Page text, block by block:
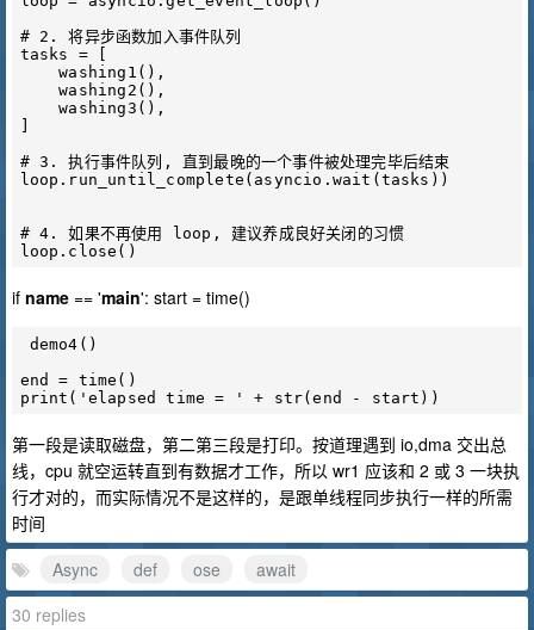
# 2. 将异步函数加入事件队列
tasks = [
    washing1(),
    washing2(),
    washing3(),
]
# 3. 执行事件队列, 直到最晚的一个事件被处理完毕后结束
loop.run_until_complete(asyncio.wait(tasks))
# 4. 如果不再使用 loop, 建议养成良好关闭的习惯
if name == 'main': start = time()
end = time()
第一段是读取磁盘，第二第三段是打印。按道理遇到 io,dma 交出总
线，cpu 就空运转直到有数据才工作，所以 wr1 应该和 2 或 3 一块执
行才对的，而实际情况不是这样的，是跟单线程同步执行一样的所需
时间
Async
def ose
await
30 replies